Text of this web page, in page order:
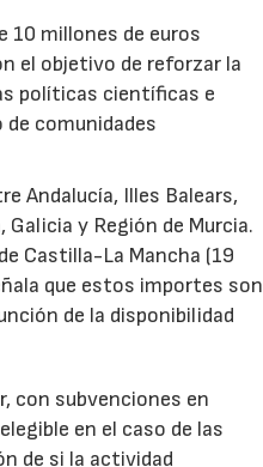
10 millones de euros
el objetivo de reforzar la
políticas científicas e
comunidades
Andalucía, Illes Balears,
y Región de Murcia.
Castilla-La Mancha (19
que estos importes son
de la disponibilidad
con subvenciones en
en el caso de las
de si la actividad